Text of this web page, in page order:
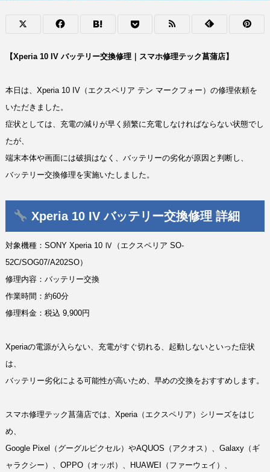
【Xperia 10 IV バッテリー交換修理｜スマホ修理テック菖蒲店】
本日は、Xperia 10 IV（エクスペリア テン マークフォー）の修理依頼を
いただきました。
症状としては、充電の減りが早く頻繁に充電しなければならない状態でし
たが、
端末本体や画面には破損はなく、バッテリーの劣化が原因と判断し、
バッテリー交換修理を実施いたしました。
Xperia 10 IV バッテリー交換修理 詳細
対象機種：SONY Xperia 10 Ⅳ（エクスペリア SO-
52C/SOG07/A202SO）
修理内容：バッテリー交換
作業時間：約60分
修理料金：税込 9,900円
Xperiaの電源が入らない、充電がすぐ切れる、起動しないといった症状
は、
バッテリー劣化による可能性が高いため、早めの交換をおすすめします。
スマホ修理テック菖蒲店では、Xperia（エクスペリア）シリーズをはじ
め、
Google Pixel（グーグルピクセル）やAQUOS（アクオス）、Galaxy（ギ
ャラクシー）、OPPO（オッポ）、HUAWEI（ファーウェイ）、